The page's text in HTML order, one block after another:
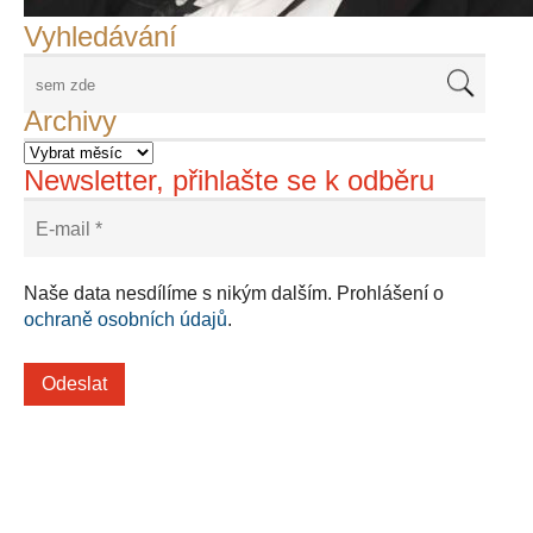
Vyhledávání
Archivy
Newsletter, přihlašte se k odběru
Naše data nesdílíme s nikým dalším. Prohlášení o
ochraně osobních údajů.